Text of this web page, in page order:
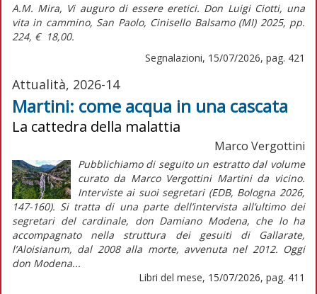
A.M. Mira, Vi auguro di essere eretici. Don Luigi Ciotti, una
vita in cammino, San Paolo, Cinisello Balsamo (MI) 2025, pp.
224, € 18,00.
Segnalazioni, 15/07/2026, pag. 421
Attualità, 2026-14
Martini: come acqua in una cascata
La cattedra della malattia
Marco Vergottini
Pubblichiamo di seguito un estratto dal volume
curato da Marco Vergottini Martini da vicino.
Interviste ai suoi segretari (EDB, Bologna 2026,
147-160). Si tratta di una parte dell’intervista all’ultimo dei
segretari del cardinale, don Damiano Modena, che lo ha
accompagnato nella struttura dei gesuiti di Gallarate,
l’Aloisianum, dal 2008 alla morte, avvenuta nel 2012. Oggi
don Modena...
Libri del mese, 15/07/2026, pag. 411